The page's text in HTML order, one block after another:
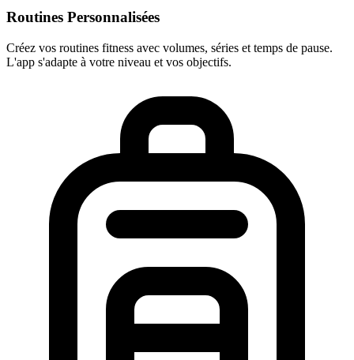
Routines Personnalisées
Créez vos routines fitness avec volumes, séries et temps de pause.
L'app s'adapte à votre niveau et vos objectifs.